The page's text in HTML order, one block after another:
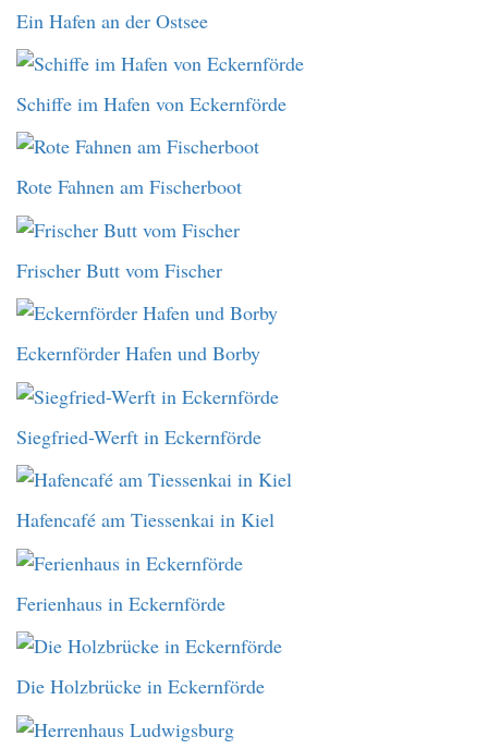
Ein Hafen an der Ostsee
Schiffe im Hafen von Eckernförde
Rote Fahnen am Fischerboot
Frischer Butt vom Fischer
Eckernförder Hafen und Borby
Siegfried-Werft in Eckernförde
Hafencafé am Tiessenkai in Kiel
Ferienhaus in Eckernförde
Die Holzbrücke in Eckernförde